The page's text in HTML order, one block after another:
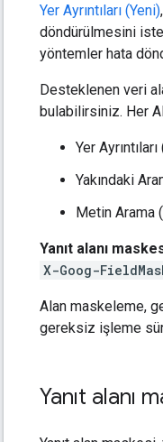
Yer Ayrıntıları (Yeni),
döndürülmesini
yöntemler hata
Desteklenen veri
bulabilirsiniz. Her
Yer
Yakındaki
Metin Arama
Yanıt alanı
X-Goog-
Alan maskeleme,
gereksiz işleme
Yanıt alanı